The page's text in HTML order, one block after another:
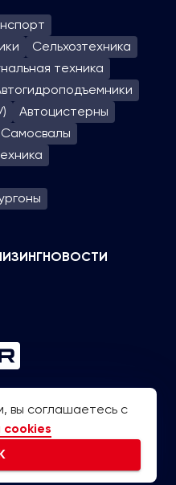
Сельхозтехника
техника
Автоцистерны
Самосвалы
НОВОСТИ
вы соглашаетесь с
cookies